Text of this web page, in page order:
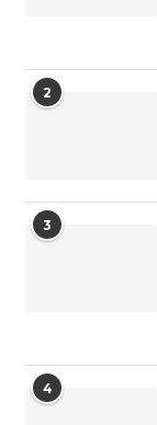
2
3
4